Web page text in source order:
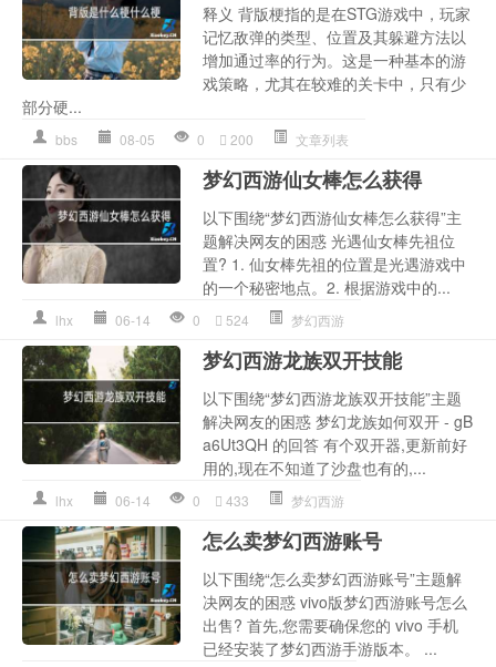
释义 背版梗指的是在STG游戏中，玩家
记忆敌弹的类型、位置及其躲避方法以
增加通过率的行为。这是一种基本的游
戏策略，尤其在较难的关卡中，只有少
部分硬...
bbs 08-05 0 200 文章列表
梦幻西游仙女棒怎么获得
以下围绕“梦幻西游仙女棒怎么获得”主
题解决网友的困惑 光遇仙女棒先祖位
置? 1. 仙女棒先祖的位置是光遇游戏中
的一个秘密地点。2. 根据游戏中的...
lhx 06-14 0 524 梦幻西游
梦幻西游龙族双开技能
以下围绕“梦幻西游龙族双开技能”主题
解决网友的困惑 梦幻龙族如何双开 - gB
a6Ut3QH 的回答 有个双开器,更新前好
用的,现在不知道了沙盘也有的,...
lhx 06-14 0 433 梦幻西游
怎么卖梦幻西游账号
以下围绕“怎么卖梦幻西游账号”主题解
决网友的困惑 vivo版梦幻西游账号怎么
出售? 首先,您需要确保您的 vivo 手机
已经安装了梦幻西游手游版本。 ...